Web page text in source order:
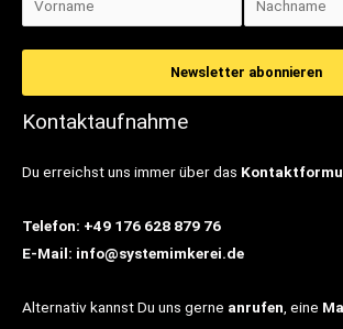
Kontaktaufnahme
Du erreichst uns immer über das
Telefon: +49 176 628 879 76
E-Mail: info@systemimkerei.de
Alternativ kannst Du uns gerne anrufen , eine